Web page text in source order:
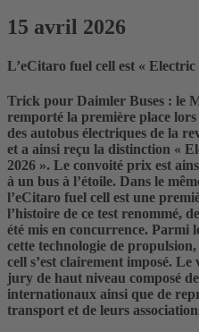
15 avril 2026
L’eCitaro fuel cell est «
Trick pour Daimler Buses : le
remporté la première place
des autobus électriques de la
et a ainsi reçu la distinction «
2026 ». Le convoité prix est
à un bus à l’étoile. Dans le
l’eCitaro fuel cell est une
l’histoire de ce test renommé,
été mis en concurrence. Parmi
cette technologie de
cell s’est clairement imposé.
jury de haut niveau composé
internationaux ainsi que de
transport et de leurs